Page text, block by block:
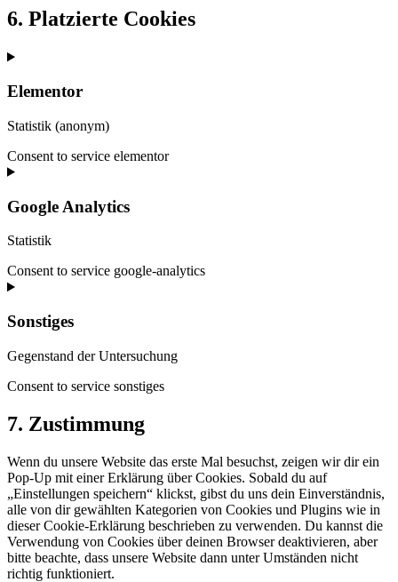
6. Platzierte Cookies
Elementor
Statistik (anonym)
Consent to service elementor
Google Analytics
Statistik
Consent to service google-analytics
Sonstiges
Gegenstand der Untersuchung
Consent to service sonstiges
7. Zustimmung
Wenn du unsere Website das erste Mal besuchst, zeigen wir dir ein
Pop-Up mit einer Erklärung über Cookies. Sobald du auf
„Einstellungen speichern“ klickst, gibst du uns dein Einverständnis,
alle von dir gewählten Kategorien von Cookies und Plugins wie in
dieser Cookie-Erklärung beschrieben zu verwenden. Du kannst die
Verwendung von Cookies über deinen Browser deaktivieren, aber
bitte beachte, dass unsere Website dann unter Umständen nicht
richtig funktioniert.